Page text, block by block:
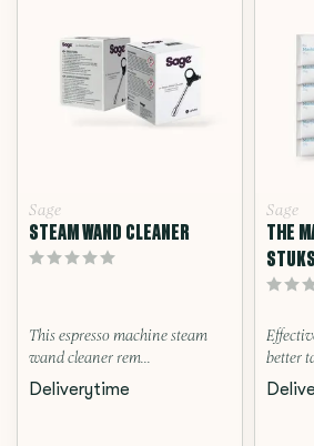
Sage
STEAM WAND CLEANER
This espresso machine steam
wand cleaner rem...
Deliverytime
Sage
THE
better